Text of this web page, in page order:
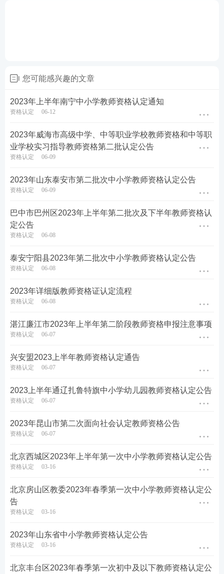
局、桦甸市教育局，高新区属地人员向丰满区教育局
申请，经开区属地人员向昌邑区教育局申请)
格、中等职业学校实习指导教师资格：社会人员户籍
所在地或居住证所在地在吉林市的，吉林市内全日制
本学生，驻吉林市部队现役军人和现役武警，居住地
或学习地在吉林市的持有效期内港澳台居民居住证人
员向吉林市教育局申请认定。
四、认定流程
吉林市2023年上半年中小学教师资格认定工作包括网
上申报、体检、现场确认、领取教师资格证书四个环
节。
第一步：网上
1.报名网址：http://link.233.com/25742。
2.申报时间：
第一批次：2023年4月25日-2023年5月12日。
第二批次：2023年6月8日-2023年6月21日。
第二步：体检
申请人网上报名后，于2023年4月25日-2023年6月25
日期间，持本人身份证及网报同版本人近期正面免冠
一寸彩色白底照片一张到指定医院体检中心，空腹进
行体检。
体检表由指定体检医院的体检中心提供，无需申请人
申请认定高中和中职教师资格人员的体检指定医院：
您可能感兴趣的文章
2023年上半年南宁中小学教师资格认定通知
资格认定 06-12
2023年威海市高级中学、中等职业学校教师资格和中等职
业学校实习指导教师资格第二批认定公告
资格认定 06-09
2023年山东泰安市第二批次中小学教师资格认定公告
资格认定 06-09
巴中市巴州区2023年上半年第二批次及下半年教师资格认
定公告
资格认定 06-08
泰安宁阳县2023年第二批次中小学教师资格认定公告
资格认定 06-08
2023年详细版教师资格证认定流程
资格认定 06-08
湛江廉江市2023年上半年第二阶段教师资格申报注意事项
资格认定 06-07
兴安盟2023上半年教师资格认定通告
资格认定 06-07
2023上半年通辽扎鲁特旗中小学幼儿园教师资格认定公告
资格认定 06-07
2023年昆山市第二次面向社会认定教师资格公告
资格认定 06-07
北京西城区2023年上半年第一次中小学教师资格认定公告
资格认定 03-16
北京房山区教委2023年春季第一次中小学教师资格认定公
告
资格认定 03-16
2023年山东省中小学教师资格认定公告
资格认定 03-16
北京丰台区2023年春季第一次初中及以下教师资格认定公